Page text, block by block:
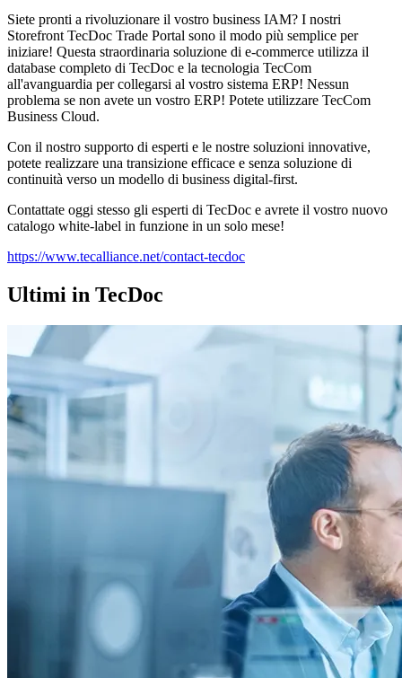
Siete pronti a rivoluzionare il vostro business IAM? I nostri
Storefront TecDoc Trade Portal sono il modo più semplice per
iniziare! Questa straordinaria soluzione di e-commerce utilizza il
database completo di TecDoc e la tecnologia TecCom
all'avanguardia per collegarsi al vostro sistema ERP! Nessun
problema se non avete un vostro ERP! Potete utilizzare TecCom
Business Cloud.
Con il nostro supporto di esperti e le nostre soluzioni innovative,
potete realizzare una transizione efficace e senza soluzione di
continuità verso un modello di business digital-first.
Contattate oggi stesso gli esperti di TecDoc e avrete il vostro nuovo
catalogo white-label in funzione in un solo mese!
https://www.tecalliance.net/contact-tecdoc
Ultimi in TecDoc